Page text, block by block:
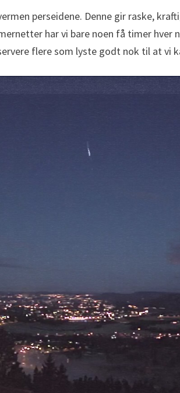
perseidene. Denne gir raske,
har vi bare noen få timer
flere som lyste godt nok til at vi